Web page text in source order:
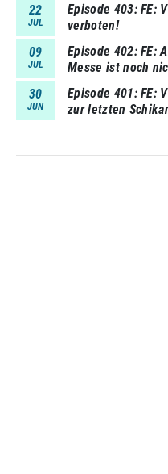
22
JUL
Episode 403 FE:
verboten!
09
JUL
Episode 402 FE:
Messe ist noch
30
JUN
Episode 401 FE:
zur letzten